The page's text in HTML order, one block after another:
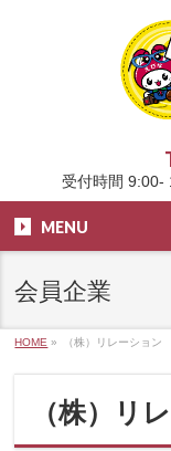
受付時間 9:00-
MENU
会員企業
HOME » （株）リレーション
（株）リ